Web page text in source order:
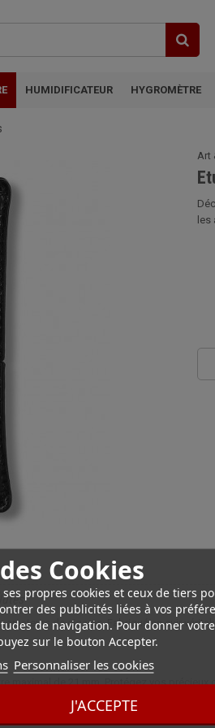
HUMIDIFICATEUR HYGROMÈTRE
Cookies
propres cookies et ceux de tiers
des publicités liées à vos
de navigation. Pour donner
sur le bouton Accepter.
Personnaliser les cookies
J'ACCEPTE
Art
de cigares. Fabriqué en cuir
maximal de 21 mm. Protégez vos précieux